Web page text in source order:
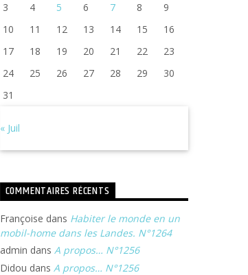
3
4 5 6 7 8
9
10
11 12 13 14 15
16
17
18 19 20 21 22
23
24
25 26 27 28 29
30
31
« Juil
COMMENTAIRES RÉCENTS
Françoise dans Habiter le monde en un
mobil-home dans les Landes. N°1264
admin dans A propos… N°1256
Didou dans A propos… N°1256